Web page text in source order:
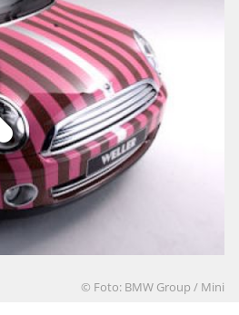
© Foto: BMW Group / Mini